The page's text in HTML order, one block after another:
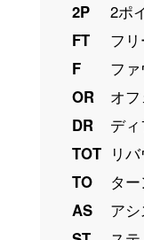
2P
2ポ
FT
フ
F
フ
OR
オ
DR
デ
TOT リ
TO
タ
AS
アシ